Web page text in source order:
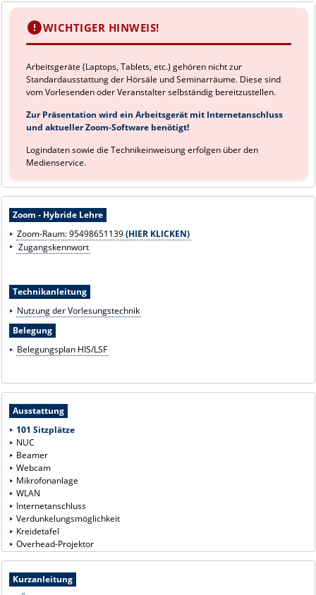
WICHTIGER HINWEIS!
Arbeitsgeräte (Laptops, Tablets, etc.) gehören nicht zur
Standardausstattung der Hörsäle und Seminarräume. Diese sind
vom Vorlesenden oder Veranstalter selbständig bereitzustellen.
Zur Präsentation wird ein Arbeitsgerät mit Internetanschluss
und aktueller Zoom-Software benötigt!
Logindaten sowie die Technikeinweisung erfolgen über den
Medienservice.
Zoom - Hybride Lehre
Zoom-Raum: 95498651139(HIER KLICKEN)
Zugangskennwort
Technikanleitung
Nutzung der Vorlesungstechnik
Belegung
Belegungsplan HIS/LSF
Ausstattung
101 Sitzplätze
NUC
Beamer
Webcam
Mikrofonanlage
WLAN
Internetanschluss
Verdunkelungsmöglichkeit
Kreidetafel
Overhead-Projektor
Kurzanleitung